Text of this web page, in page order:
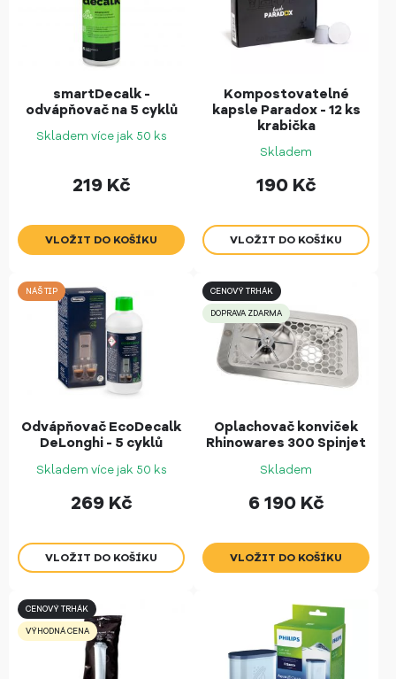
smartDecalk -
odvápňovač na 5 cyklů
Skladem více jak 50 ks
219 Kč
Kompostovatelné
kapsle Paradox - 12 ks
krabička
Skladem
190 Kč
NÁŠ TIP
Odvápňovač EcoDecalk
DeLonghi - 5 cyklů
Skladem více jak 50 ks
269 Kč
CENOVÝ TRHÁK
DOPRAVA ZDARMA
Oplachovač konviček
Rhinowares 300 Spinjet
Skladem
6 190 Kč
CENOVÝ TRHÁK
VÝHODNÁ CENA